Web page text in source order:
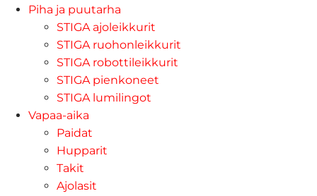
Piha ja puutarha
STIGA ajoleikkurit
STIGA ruohonleikkurit
STIGA robottileikkurit
STIGA pienkoneet
STIGA lumilingot
Vapaa-aika
Paidat
Hupparit
Takit
Ajolasit